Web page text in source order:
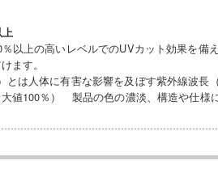
以上の高いレベルでのUVカット効果を備
ます。
とは人体に有害な影響を及ぼす紫外線波長
値100％） 製品の色の濃淡、構造や仕様